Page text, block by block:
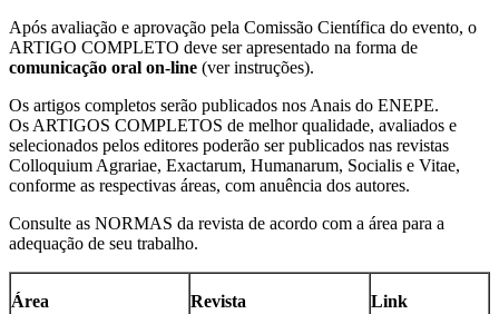
Após avaliação e aprovação pela Comissão Científica do evento, o
ARTIGO COMPLETO deve ser apresentado na forma de
comunicação oral on-line (ver instruções).
Os artigos completos serão publicados nos Anais do ENEPE.
Os ARTIGOS COMPLETOS de melhor qualidade, avaliados e
selecionados pelos editores poderão ser publicados nas revistas
Colloquium Agrariae, Exactarum, Humanarum, Socialis e Vitae,
conforme as respectivas áreas, com anuência dos autores.
Consulte as NORMAS da revista de acordo com a área para a
adequação de seu trabalho.
Área Revista Link